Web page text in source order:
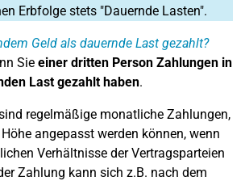
Erbfolge stets "Dauernde Lasten".
Geld als dauernde Last gezahlt?
Sie einer dritten Person Zahlungen in
Last gezahlt haben.
regelmäßige monatliche Zahlungen,
angepasst werden können, wenn
Verhältnisse der Vertragsparteien
Zahlung kann sich z.B. nach dem